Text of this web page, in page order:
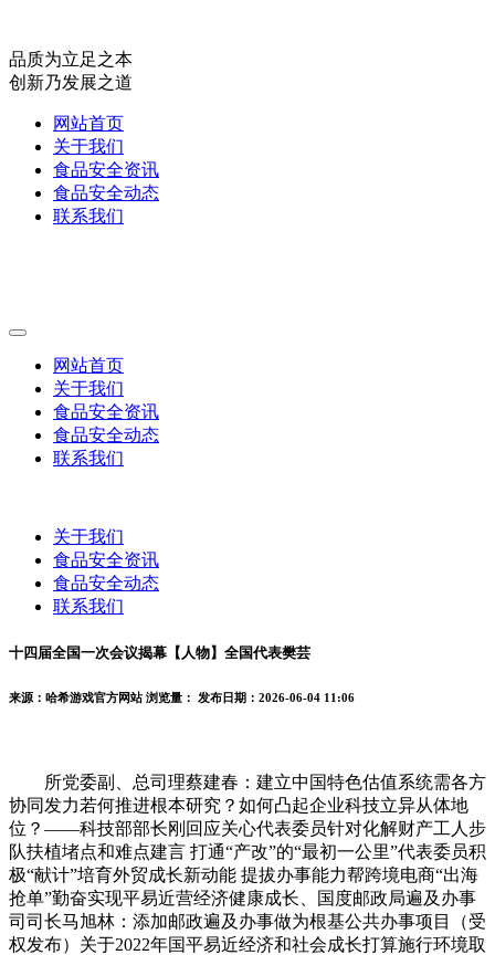
品质为立足之本
创新乃发展之道
网站首页
关于我们
食品安全资讯
食品安全动态
联系我们
网站首页
关于我们
食品安全资讯
食品安全动态
联系我们
关于我们
食品安全资讯
食品安全动态
联系我们
十四届全国一次会议揭幕【人物】全国代表樊芸
来源：哈希游戏官方网站 浏览量： 发布日期：2026-06-04 11:06
所党委副、总司理蔡建春：建立中国特色估值系统需各方
协同发力若何推进根本研究？如何凸起企业科技立异从体地
位？——科技部部长刚回应关心代表委员针对化解财产工人步
队扶植堵点和难点建言 打通“产改”的“最初一公里”代表委员积
极“献计”培育外贸成长新动能 提拔办事能力帮跨境电商“出海
抢单”勤奋实现平易近营经济健康成长、国度邮政局遍及办事
司司长马旭林：添加邮政遍及办事做为根基公共办事项目（受
权发布）关于2022年国平易近经济和社会成长打算施行环境取